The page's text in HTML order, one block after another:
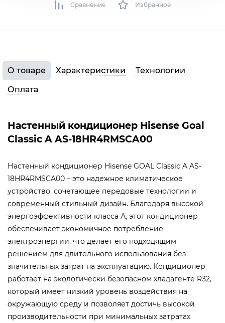
Сравнение Избранное
О товаре Характеристики
Технологии
Оплата
Настенный кондиционер Hisense Goal
Classic A AS-18HR4RMSCA00
Настенный кондиционер Hisense GOAL Classic A AS-
18HR4RMSCA00 – это надежное климатическое
устройство, сочетающее передовые технологии и
современный стильный дизайн. Благодаря высокой
энергоэффективности класса А, этот кондиционер
обеспечивает экономичное потребление
электроэнергии, что делает его подходящим
решением для длительного использования без
значительных затрат на эксплуатацию. Кондиционер
работает на экологически безопасном хладагенте R32,
который имеет низкий уровень воздействия на
окружающую среду и позволяет достичь высокой
производительности при минимальных затратах